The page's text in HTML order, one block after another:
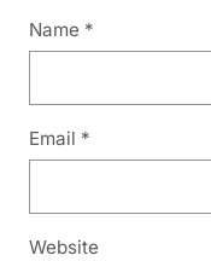
Name *
Email *
Website